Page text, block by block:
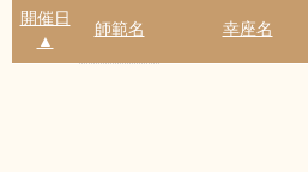
開催日
▲
師範名 幸座名